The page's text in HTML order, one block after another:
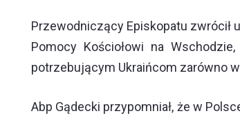
Przewodniczący Episkopatu zwrócił
Pomocy Kościołowi na
potrzebującym Ukraińcom zarówno w
Abp Gądecki przypomniał, że w